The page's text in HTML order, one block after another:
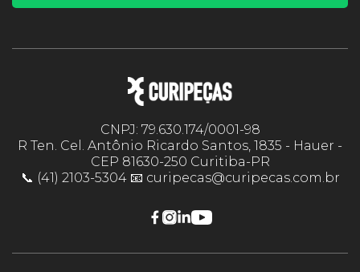
CNPJ: 79.630.174/0001-98
R Ten. Cel. Antônio Ricardo Santos, 1835 - Hauer -
CEP 81630-250 Curitiba-PR
📞 (41) 2103-5304 📧 curipecas@curipecas.com.br